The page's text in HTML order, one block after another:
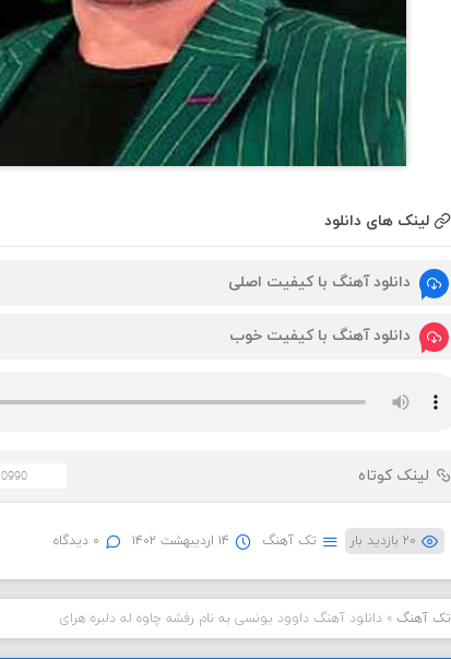
لینک های دانلود
دانلود آهنگ با کیفیت اصلی
دانلود آهنگ با کیفیت خوب
لینک کوتاه
۲۰ بازدید بار تک آهنگ ۱۴ اردیبهشت ۱۴۰۲ ۰ دیدگاه
تک آهنگ »دانلود آهنگ داوود یونسی به نام رفشه چاوه له دلبره هرای